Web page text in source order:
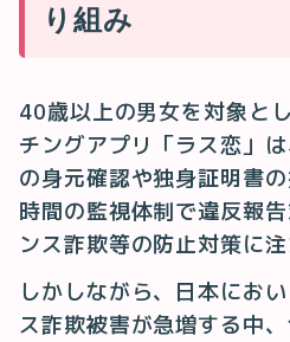
り組み
40歳以上の男女を対象と
チングアプリ「ラス恋」
の身元確認や独身証明書
時間の監視体制で違反報
ンス詐欺等の防止対策に
しかしながら、日本にお
ス詐欺被害が急増する中